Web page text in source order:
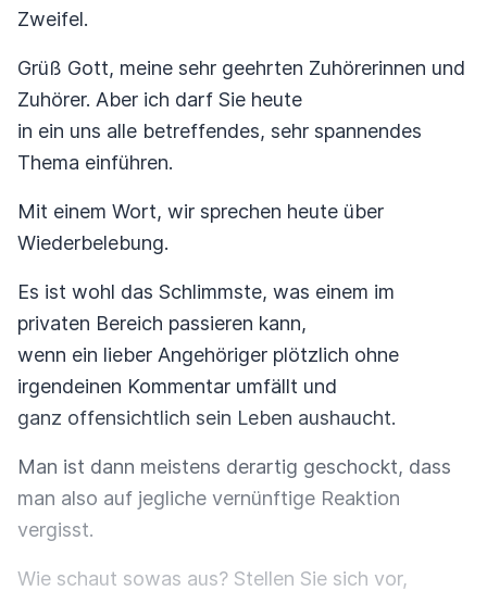
Zweifel.
Grüß Gott, meine sehr geehrten Zuhörerinnen und
Zuhörer. Aber ich darf Sie heute
in ein uns alle betreffendes, sehr spannendes
Thema einführen.
Mit einem Wort, wir sprechen heute über
Wiederbelebung.
Es ist wohl das Schlimmste, was einem im
privaten Bereich passieren kann,
wenn ein lieber Angehöriger plötzlich ohne
irgendeinen Kommentar umfällt und
ganz offensichtlich sein Leben aushaucht.
Man ist dann meistens derartig geschockt, dass
man also auf jegliche vernünftige Reaktion
vergisst.
Wie schaut sowas aus? Stellen Sie sich vor,